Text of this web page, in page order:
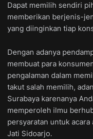
Dapat memilih sendiri
memberikan berjenis-
yang diinginkan tiap
Dengan adanya
membuat para
pengalaman dalam
takut salah memilih,
Surabaya karenanya
memperoleh ilmu
persyaratan untuk
Jati Sidoarjo.